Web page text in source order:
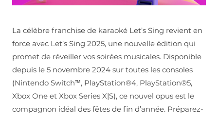
La célèbre franchise de karaoké Let’s Sing revient en
force avec Let’s Sing 2025, une nouvelle édition qui
promet de réveiller vos soirées musicales. Disponible
depuis le 5 novembre 2024 sur toutes les consoles
(Nintendo Switch™, PlayStation®4, PlayStation®5,
Xbox One et Xbox Series X|S), ce nouvel opus est le
compagnon idéal des fêtes de fin d’année. Préparez-